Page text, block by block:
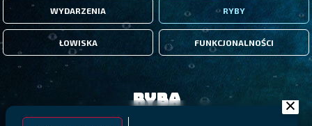
WYDARZENIA RYBY
ŁOWISKA FUNKCJONALNOŚCI
Ryba